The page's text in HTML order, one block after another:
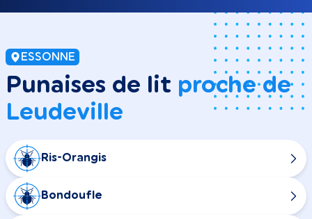
ESSONNE
Punaises de lit proche de
Leudeville
Ris-Orangis
Bondoufle